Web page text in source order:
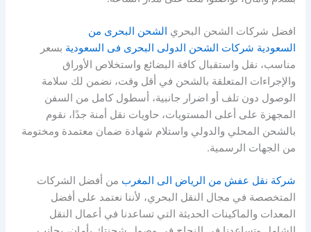
افضل شركات الشحن البحري الشحن البحرى من
السعودية شركات الشحن الدولى البحرى فى السعودية بسعر
مناسب، نقل واستقبال كافة البضائع واستخلاص الأوراق
والإجراءات المتعلقة بالشحن في أقل وقت، نضمن لك سلامة
الوصول دون تلف أو اضرار جانبية، أسطول كامل من السفن
المجهزة على أعلى المستويات، حاويات نقل أمنة جدًا، نقوم
بالشحن المحلي والدولي واستلام شهادة ضمان معتمدة ومختومة
من الجهات الرسمية.
شركة نقل عفش من الرياض الى المغرب من أفضل الشركات
المتخصصة في مجال النقل البحري، لأننا نعتمد على أفضل
المعدات والماكينات الحديثة التي تساعدنا في أعمال النقل